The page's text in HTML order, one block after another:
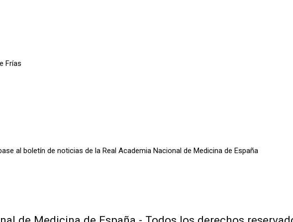
Frías
al boletín de noticias de la Real Academia Nacional de Medicina de España